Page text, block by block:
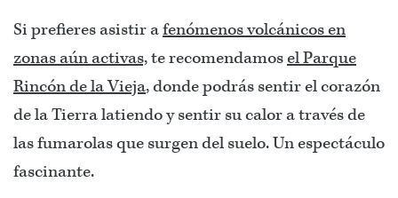
Si prefieres asistir afenómenos volcánicos en
zonas aún activas,te recomendamosel Parque
Rincón de la Vieja, donde podrás sentir el corazón
de la Tierra latiendo y sentir su calor a través de
las fumarolas que surgen del suelo. Un espectáculo
fascinante.